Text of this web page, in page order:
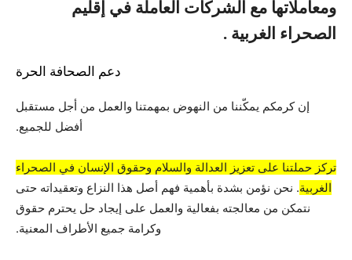
ومعاملاتها مع الشركات العاملة في إقليم
الصحراء الغربية .
دعم الصحافة الحرة
إن كرمكم يمكّننا من النهوض بمهمتنا والعمل من أجل مستقبل
أفضل للجميع.
تركز حملتنا على تعزيز العدالة والسلام وحقوق الإنسان في الصحراء
الغربية. نحن نؤمن بشدة بأهمية فهم أصل هذا النزاع وتعقيداته حتى
نتمكن من معالجته بفعالية والعمل على إيجاد حل يحترم حقوق
وكرامة جميع الأطراف المعنية.